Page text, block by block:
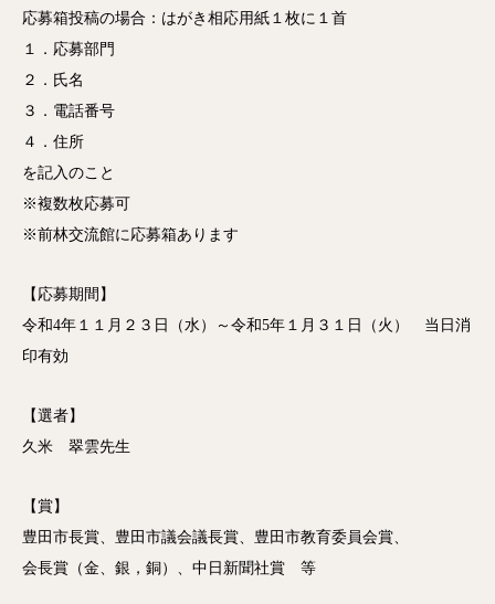
応募箱投稿の場合：はがき相応用紙１枚に１首
１．応募部門
２．氏名
３．電話番号
４．住所
を記入のこと
※複数枚応募可
※前林交流館に応募箱あります
【応募期間】
令和4年１１月２３日（水）～令和5年１月３１日（火） 当日消
印有効
【選者】
久米 翠雲先生
【賞】
豊田市長賞、豊田市議会議長賞、豊田市教育委員会賞、
会長賞（金、銀，銅）、中日新聞社賞 等